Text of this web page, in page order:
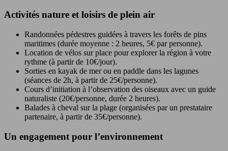
Activités nature et loisirs de plein air
Randonnées pédestres guidées à travers les forêts de pins
maritimes (durée moyenne : 2 heures, 5€ par personne).
Location de vélos sur place pour explorer la région à votre
rythme (à partir de 10€/jour).
Sorties en kayak de mer ou en paddle dans les lagunes
(séances de 2h, à partir de 25€/personne).
Cours d’initiation à l’observation des oiseaux avec un guide
naturaliste (20€/personne, durée 2 heures).
Balades à cheval sur la plage (organisées par un prestataire
partenaire, à partir de 35€/personne).
Un engagement pour l’environnement